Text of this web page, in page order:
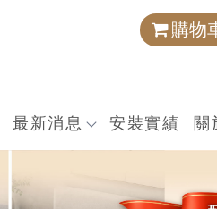
最新消息 安裝實績 關
購物